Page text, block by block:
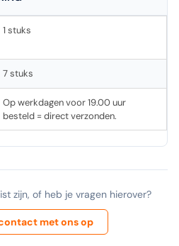
1 stuks
7 stuks
Op werkdagen voor 19.00 uur
besteld = direct verzonden.
zijn, of heb je vragen hierover?
met ons op